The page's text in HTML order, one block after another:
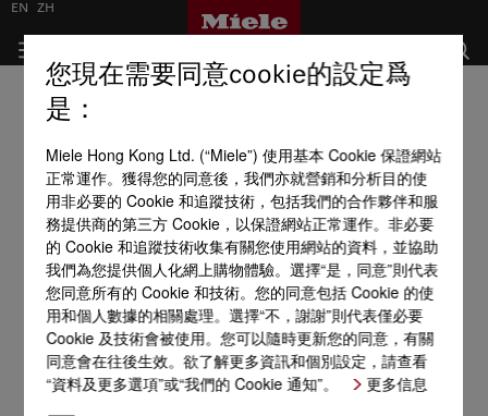
EN ZH
您現在需要同意cookie的設定爲
是：
Miele Hong Kong Ltd. (“Miele”) 使用基本 Cookie 保證網站
正常運作。獲得您的同意後，我們亦就營銷和分析目的使
用非必要的 Cookie 和追蹤技術，包括我們的合作夥伴和服
務提供商的第三方 Cookie，以保證網站正常運作。非必要
的 Cookie 和追蹤技術收集有關您使用網站的資料，並協助
我們為您提供個人化網上購物體驗。選擇“是，同意”則代表
您同意所有的 Cookie 和技術。您的同意包括 Cookie 的使
用和個人數據的相關處理。選擇“不，謝謝”則代表僅必要
Cookie 及技術會被使用。您可以隨時更新您的同意，有關
同意會在往後生效。欲了解更多資訊和個別設定，請查看
“資料及更多選項”或“我們的 Cookie 通知”。
更多信息